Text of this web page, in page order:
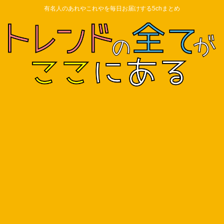
有名人のあれやこれやを毎日お届けする5chまとめ